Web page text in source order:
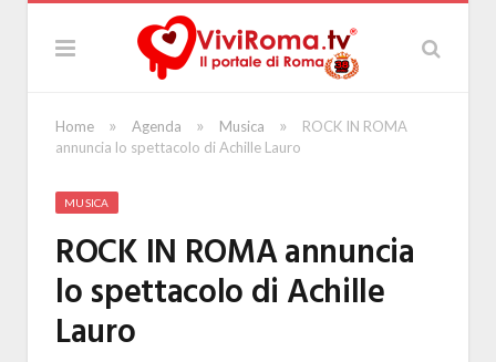
Home » Agenda » Musica »
ROCK IN ROMA
annuncia lo spettacolo di Achille Lauro
MUSICA
ROCK IN ROMA annuncia
lo spettacolo di Achille
Lauro